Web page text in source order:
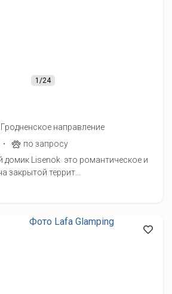
1/24
направление
·
по запросу
домик Lisenok это романтическое и
закрытой террит...